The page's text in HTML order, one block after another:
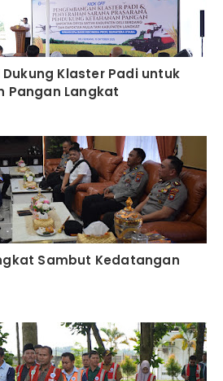
Klaster Padi untuk
Pangan Langkat
Sambut Kedatangan